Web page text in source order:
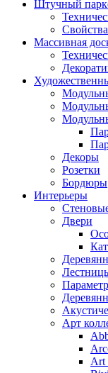
Штучный
Массивная
Декоры
Розетки
Бордюры
Интерьеры
Двери
Арт
Art